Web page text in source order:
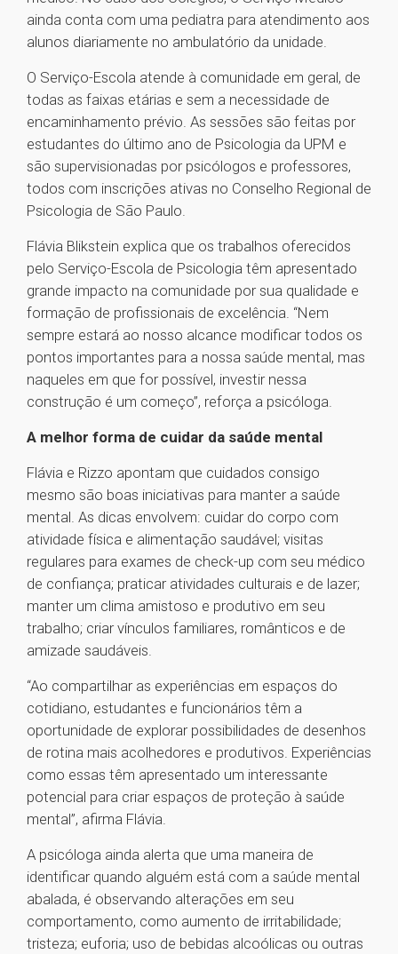
ainda conta com uma pediatra para atendimento aos
alunos diariamente no ambulatório da unidade.
O Serviço-Escola atende à comunidade em geral, de
todas as faixas etárias e sem a necessidade de
encaminhamento prévio. As sessões são feitas por
estudantes do último ano de Psicologia da UPM e
são supervisionadas por psicólogos e professores,
todos com inscrições ativas no Conselho Regional de
Psicologia de São Paulo.
Flávia Blikstein explica que os trabalhos oferecidos
pelo Serviço-Escola de Psicologia têm apresentado
grande impacto na comunidade por sua qualidade e
formação de profissionais de excelência. “Nem
sempre estará ao nosso alcance modificar todos os
pontos importantes para a nossa saúde mental, mas
naqueles em que for possível, investir nessa
construção é um começo”, reforça a psicóloga.
A melhor forma de cuidar da saúde mental
Flávia e Rizzo apontam que cuidados consigo
mesmo são boas iniciativas para manter a saúde
mental. As dicas envolvem: cuidar do corpo com
atividade física e alimentação saudável; visitas
regulares para exames de check-up com seu médico
de confiança; praticar atividades culturais e de lazer;
manter um clima amistoso e produtivo em seu
trabalho; criar vínculos familiares, românticos e de
amizade saudáveis.
“Ao compartilhar as experiências em espaços do
cotidiano, estudantes e funcionários têm a
oportunidade de explorar possibilidades de desenhos
de rotina mais acolhedores e produtivos. Experiências
como essas têm apresentado um interessante
potencial para criar espaços de proteção à saúde
mental”, afirma Flávia.
A psicóloga ainda alerta que uma maneira de
identificar quando alguém está com a saúde mental
abalada, é observando alterações em seu
comportamento, como aumento de irritabilidade;
tristeza; euforia; uso de bebidas alcoólicas ou outras